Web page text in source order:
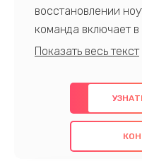
восстановлении
команда включает
профессионалов с
многолетним
предлагаем
использованием
также гарантируем
проведенных